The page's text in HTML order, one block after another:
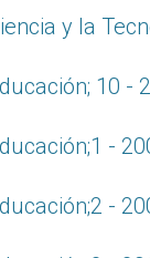
y la
10 -
-
-